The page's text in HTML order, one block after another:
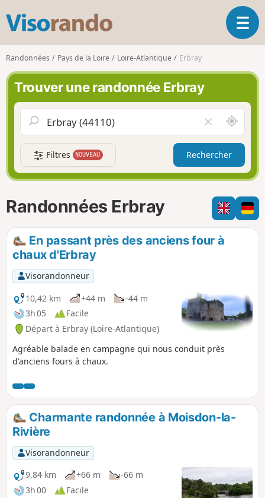
s
o
r
n
d
o
O
u
l
a
i
g
t
i
o
Randonnées Pays de la Loire Loire-Atlantique Erbray
Trouver une randonnée Erbray
i
d
e
r
l
e
h
m
A
u
t
u
r
d
e
m
Filtres NOUVEAU Rechercher
Randonnées Erbray
En passant près des anciens four à
chaux d'Erbray
Visorandonneur
10,42 km
+44 m
-44 m
3h 05
Facile
Départ à Erbray (Loire-Atlantique)
Agréable balade en campagne qui nous conduit près
d'anciens fours à chaux.
Charmante randonnée à Moisdon-la-
Rivière
Visorandonneur
9,84 km
+66 m
-66 m
3h 00
Facile